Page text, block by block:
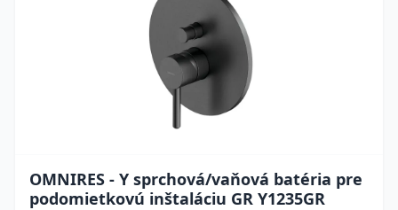
OMNIRES - Y sprchová/vaňová batéria pre
podomietkovú inštaláciu GR Y1235GR